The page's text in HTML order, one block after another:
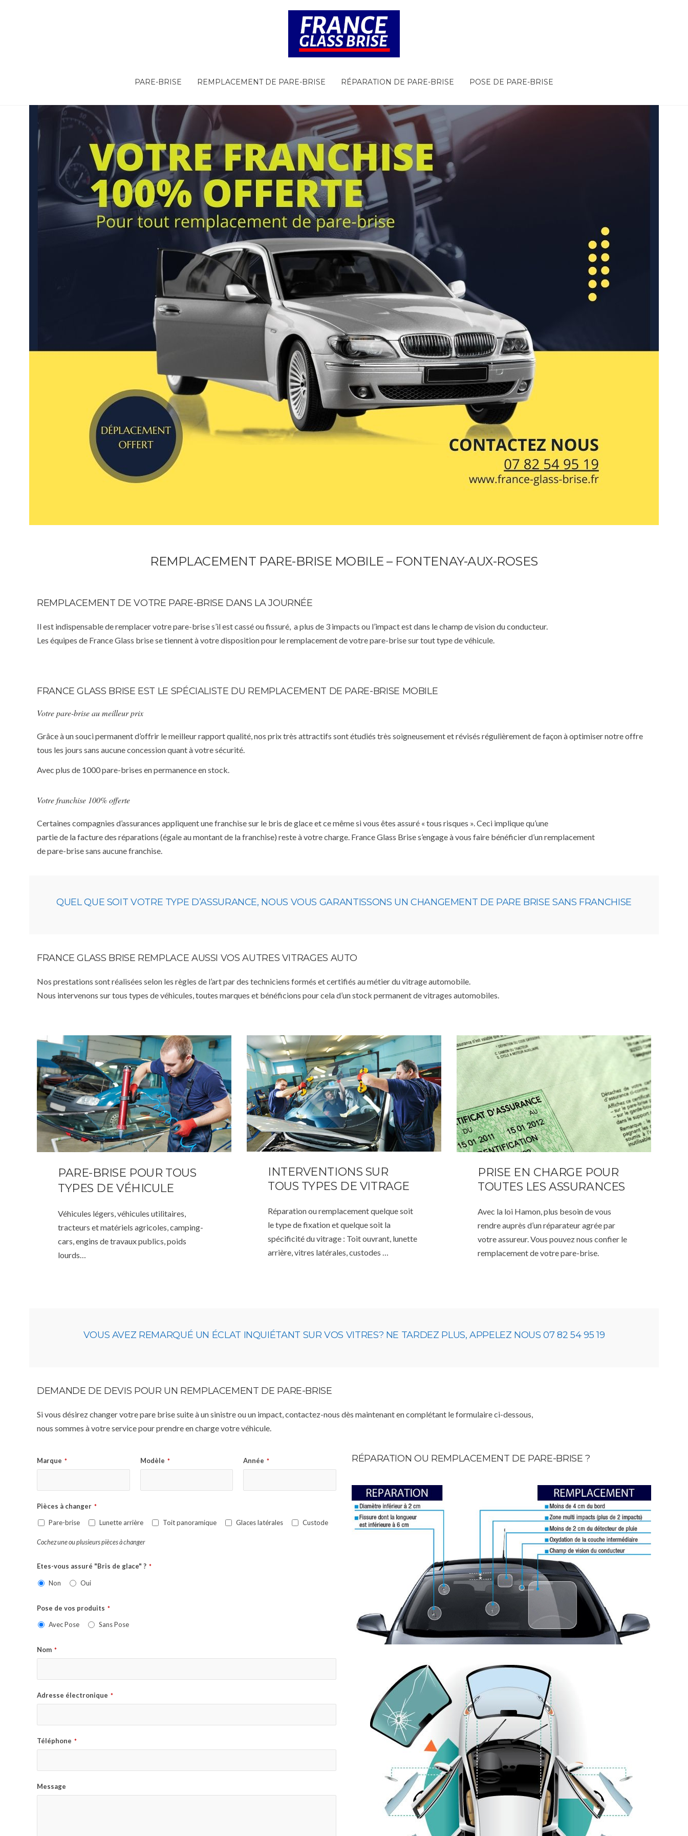
PARE-BRISE REMPLACEMENT DE PARE-BRISE RÉPARATION DE PARE-BRISE POSE DE PARE-BRISE
REMPLACEMENT PARE-BRISE MOBILE – FONTENAY-AUX-ROSES
REMPLACEMENT DE VOTRE PARE-BRISE DANS LA JOURNÉE
Il est indispensable de remplacer votre pare-brise s’il est cassé ou fissuré, a plus de 3 impacts ou l’impact est dans le champ de vision du conducteur.
Les équipes de France Glass brise se tiennent à votre disposition pour le remplacement de votre pare-brise sur tout type de véhicule.
FRANCE GLASS BRISE EST LE SPÉCIALISTE DU REMPLACEMENT DE PARE-BRISE MOBILE
Votre pare-brise au meilleur prix
Grâce à un souci permanent d’offrir le meilleur rapport qualité, nos prix très attractifs sont étudiés très soigneusement et révisés régulièrement de façon à optimiser notre offre
tous les jours sans aucune concession quant à votre sécurité.
Avec plus de 1000 pare-brises en permanence en stock.
Votre franchise 100% offerte
Certaines compagnies d’assurances appliquent une franchise sur le bris de glace et ce même si vous êtes assuré « tous risques ». Ceci implique qu’une
partie de la facture des réparations (égale au montant de la franchise) reste à votre charge. France Glass Brise s’engage à vous faire bénéficier d’un remplacement
de pare-brise sans aucune franchise.
QUEL QUE SOIT VOTRE TYPE D’ASSURANCE, NOUS VOUS GARANTISSONS UN CHANGEMENT DE PARE BRISE SANS FRANCHISE
FRANCE GLASS BRISE REMPLACE AUSSI VOS AUTRES VITRAGES AUTO
Nos prestations sont réalisées selon les règles de l’art par des techniciens formés et certifiés au métier du vitrage automobile.
Nous intervenons sur tous types de véhicules, toutes marques et bénéficions pour cela d’un stock permanent de vitrages automobiles.
PARE-BRISE POUR TOUS
TYPES DE VÉHICULE
Véhicules légers, véhicules utilitaires,
tracteurs et matériels agricoles, camping-
cars, engins de travaux publics, poids
lourds…
INTERVENTIONS SUR
TOUS TYPES DE VITRAGE
Réparation ou remplacement quelque soit
le type de fixation et quelque soit la
spécificité du vitrage : Toit ouvrant, lunette
arrière, vitres latérales, custodes …
PRISE EN CHARGE POUR
TOUTES LES ASSURANCES
Avec la loi Hamon, plus besoin de vous
rendre auprès d’un réparateur agrée par
votre assureur. Vous pouvez nous confier le
remplacement de votre pare-brise.
VOUS AVEZ REMARQUÉ UN ÉCLAT INQUIÉTANT SUR VOS VITRES? NE TARDEZ PLUS, APPELEZ NOUS 07 82 54 95 19
DEMANDE DE DEVIS POUR UN REMPLACEMENT DE PARE-BRISE
Si vous désirez changer votre pare brise suite à un sinistre ou un impact, contactez-nous dès maintenant en complétant le formulaire ci-dessous,
nous sommes à votre service pour prendre en charge votre véhicule.
Marque * Modèle * Année *
Pièces à changer *
Pare-brise Lunette arrière Toit panoramique Glaces latérales Custode
Cochez une ou plusieurs pièces à changer
Etes-vous assuré "Bris de glace" ? *
Non Oui
Pose de vos produits *
Avec Pose Sans Pose
Nom *
Adresse électronique *
Téléphone *
Message
RÉPARATION OU REMPLACEMENT DE PARE-BRISE ?